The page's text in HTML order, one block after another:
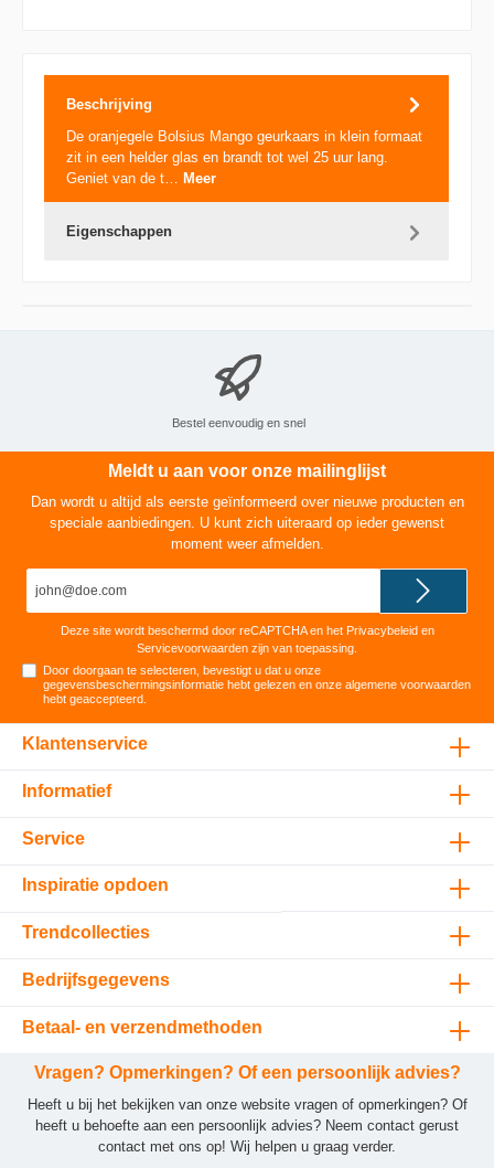
Beschrijving
De oranjegele Bolsius Mango geurkaars in klein formaat
zit in een helder glas en brandt tot wel 25 uur lang.
Geniet van de t… Meer
Eigenschappen
Bestel eenvoudig en snel
Meldt u aan voor onze mailinglijst
Dan wordt u altijd als eerste geïnformeerd over nieuwe producten en
speciale aanbiedingen. U kunt zich uiteraard op ieder gewenst
moment weer afmelden.
Deze site wordt beschermd door reCAPTCHA en het Privacybeleiden
Servicevoorwaarden zijn van toepassing.
Door doorgaan te selecteren, bevestigt u dat u onze
gegevensbeschermingsinformatie hebt gelezen en onzealgemene voorwaarden
hebt geaccepteerd
Klantenservice
Informatief
Service
Inspiratie opdoen
Trendcollecties
Bedrijfsgegevens
Betaal- en verzendmethoden
Vragen? Opmerkingen? Of een persoonlijk advies?
Heeft u bij het bekijken van onze website vragen of opmerkingen? Of
heeft u behoefte aan een persoonlijk advies? Neem contact gerust
contact met ons op! Wij helpen u graag verder.